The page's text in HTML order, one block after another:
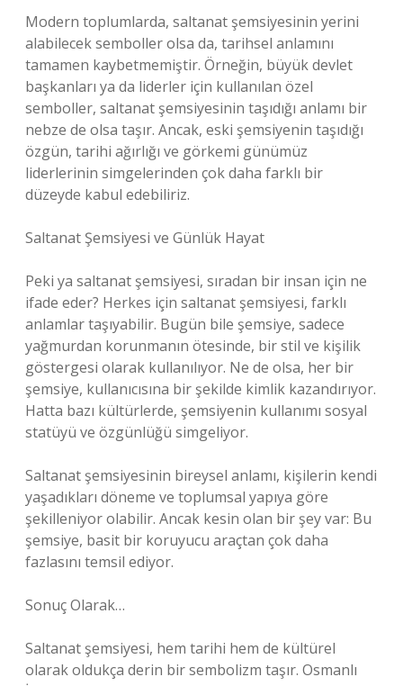
Modern toplumlarda, saltanat şemsiyesinin yerini
alabilecek semboller olsa da, tarihsel anlamını
tamamen kaybetmemiştir. Örneğin, büyük devlet
başkanları ya da liderler için kullanılan özel
semboller, saltanat şemsiyesinin taşıdığı anlamı bir
nebze de olsa taşır. Ancak, eski şemsiyenin taşıdığı
özgün, tarihi ağırlığı ve görkemi günümüz
liderlerinin simgelerinden çok daha farklı bir
düzeyde kabul edebiliriz.
Saltanat Şemsiyesi ve Günlük Hayat
Peki ya saltanat şemsiyesi, sıradan bir insan için ne
ifade eder? Herkes için saltanat şemsiyesi, farklı
anlamlar taşıyabilir. Bugün bile şemsiye, sadece
yağmurdan korunmanın ötesinde, bir stil ve kişilik
göstergesi olarak kullanılıyor. Ne de olsa, her bir
şemsiye, kullanıcısına bir şekilde kimlik kazandırıyor.
Hatta bazı kültürlerde, şemsiyenin kullanımı sosyal
statüyü ve özgünlüğü simgeliyor.
Saltanat şemsiyesinin bireysel anlamı, kişilerin kendi
yaşadıkları döneme ve toplumsal yapıya göre
şekilleniyor olabilir. Ancak kesin olan bir şey var: Bu
şemsiye, basit bir koruyucu araçtan çok daha
fazlasını temsil ediyor.
Sonuç Olarak…
Saltanat şemsiyesi, hem tarihi hem de kültürel
olarak oldukça derin bir sembolizm taşır. Osmanlı